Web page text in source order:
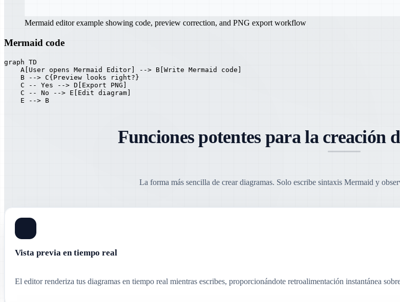
Mermaid editor example showing code, preview correction, and PNG export workflow
Mermaid code
graph TD
    A[User opens Mermaid Editor] --> B[Write Mermaid code]
    B --> C{Preview looks right?}
    C -- Yes --> D[Export PNG]
    C -- No --> E[Edit diagram]
    E --> B
Funciones potentes para la creación
La forma más sencilla de crear diagramas. Solo escribe sintaxis Mermaid y
Vista previa en tiempo real
El editor renderiza tus diagramas en tiempo real mientras escribes, proporcionándote retroalimentación instantánea